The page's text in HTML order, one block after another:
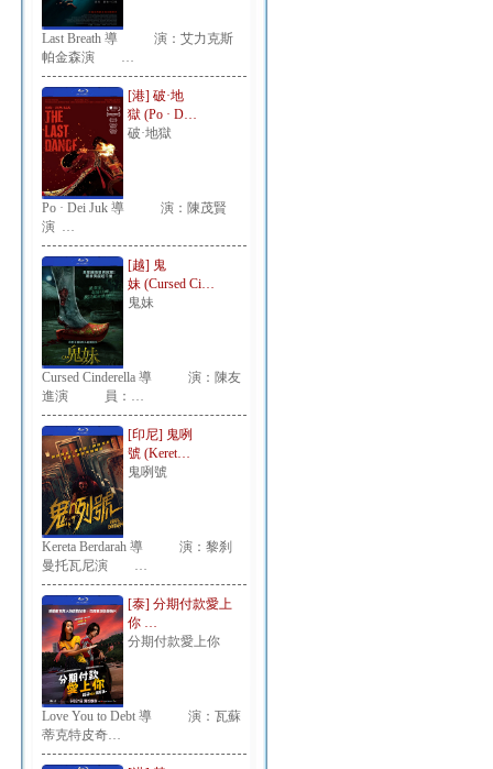
Last Breath 導 演：艾力克斯
帕金森演 …
[港] 破·地
獄 (Po · D…
破·地獄
Po · Dei Juk 導 演：陳茂賢
演 …
[越] 鬼
妹 (Cursed Ci…
鬼妹
Cursed Cinderella 導 演：陳友
進演 員：…
[印尼] 鬼咧
號 (Keret…
鬼咧號
Kereta Berdarah 導 演：黎刹
曼托瓦尼演 …
[泰] 分期付款愛上
你 …
分期付款愛上你
Love You to Debt 導 演：瓦蘇
蒂克特皮奇…